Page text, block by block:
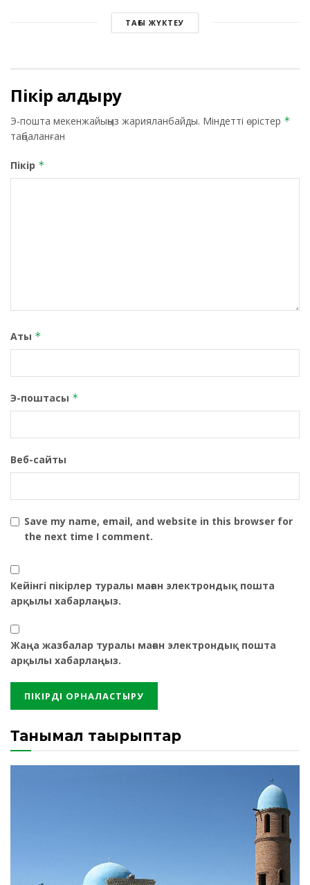
ТАҒЫ ЖҮКТЕУ
Пікір қалдыру
Э-пошта мекенжайыңыз жарияланбайды. Міндетті өрістер *
таңбаланған
Пікір *
Аты *
Э-поштасы *
Веб-сайты
Save my name, email, and website in this browser for
the next time I comment.
Кейінгі пікірлер туралы маған электрондық пошта
арқылы хабарлаңыз.
Жаңа жазбалар туралы маған электрондық пошта
арқылы хабарлаңыз.
Танымал тақырыптар